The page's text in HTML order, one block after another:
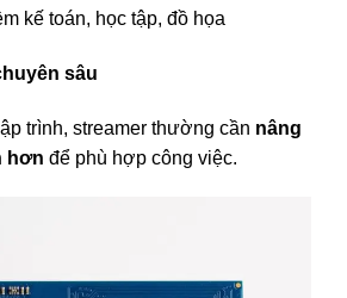
kế toán, học tập, đồ họa
sâu
trình, streamer thường cần nâng
hơn để phù hợp công việc.